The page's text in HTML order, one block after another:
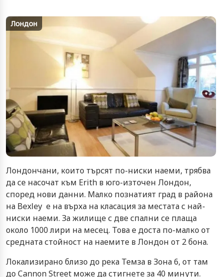
Лондон
Лондончани, които търсят по-ниски наеми, трябва
да се насочат към Erith в юго-източен Лондон,
според нови данни. Малко познатият град в района
на Bexley е на върха на класация за местата с най-
ниски наеми. За жилище с две спални се плаща
около 1000 лири на месец. Това е доста по-малко от
средната стойност на наемите в Лондон от 2 бона.
Локализирано близо до река Темза в Зона 6, от там
до Cannon Street може да стигнете за 40 минути.